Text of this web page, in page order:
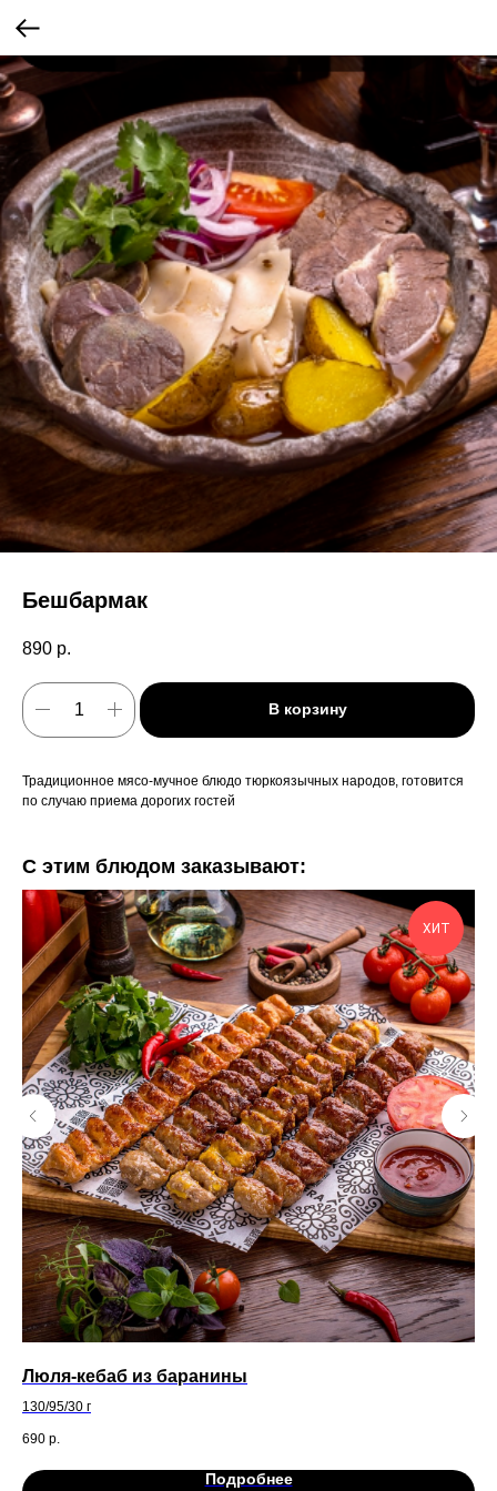
Бешбармак
890 р.
В корзину
Традиционное мясо-мучное блюдо тюркоязычных народов, готовится
по случаю приема дорогих гостей
С этим блюдом заказывают:
ХИТ
Люля-кебаб из баранины
130/95/30 г
690 р.
Подробнее